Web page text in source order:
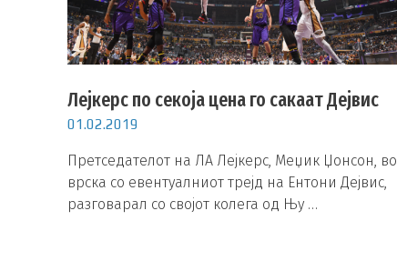
Лејкерс по секоја цена го сакаат Дејвис
01.02.2019
Претседателот на ЛА Лејкерс, Меџик Џонсон, во
врска со евентуалниот трејд на Ентони Дејвис,
разговарал со својот колега од Њу …